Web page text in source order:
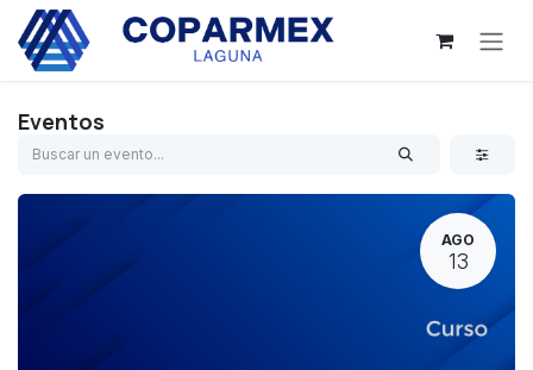
Ir al contenido
Eventos
AGO
13